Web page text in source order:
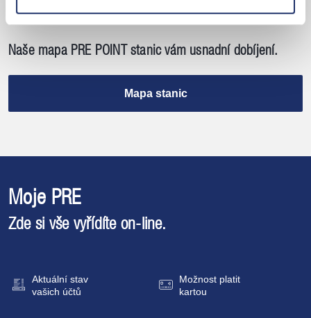
Naše mapa PRE POINT stanic vám usnadní dobíjení.
Mapa stanic
Moje PRE
Zde si vše vyřídíte on-line.
Aktuální stav
vašich účtů
Možnost platit
kartou